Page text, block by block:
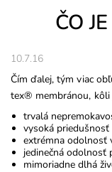
ČO
10.7.16
Čím ďalej, tým viac
tex® membránou,
trvalá
vysoká priedušnosť
extrémna odolnosť
jedinečná odolnosť
mimoriadne dlhá